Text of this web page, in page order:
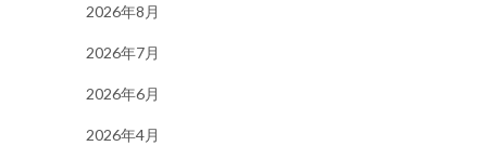
2026年8月
2026年7月
2026年6月
2026年4月